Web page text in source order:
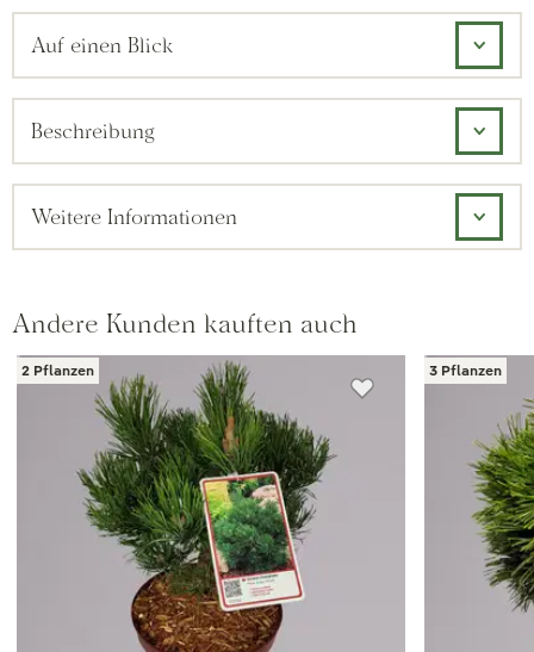
Auf einen Blick
Beschreibung
Weitere Informationen
Andere Kunden kauften auch
2 Pflanzen 3 Pflanzen